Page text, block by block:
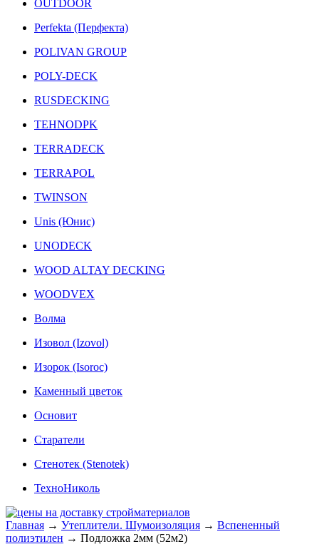
OUTDOOR
Perfekta (Перфекта)
POLIVAN GROUP
POLY-DECK
RUSDECKING
TEHNODPK
TERRADECK
TERRAPOL
TWINSON
Unis (Юнис)
UNODECK
WOOD ALTAY DECKING
WOODVEX
Волма
Изовол (Izovol)
Изорок (Isoroc)
Каменный цветок
Основит
Старатели
Стенотек (Stenotek)
ТехноНиколь
Главная → Утеплители. Шумоизоляция → Вспененный
полиэтилен → Подложка 2мм (52м2)